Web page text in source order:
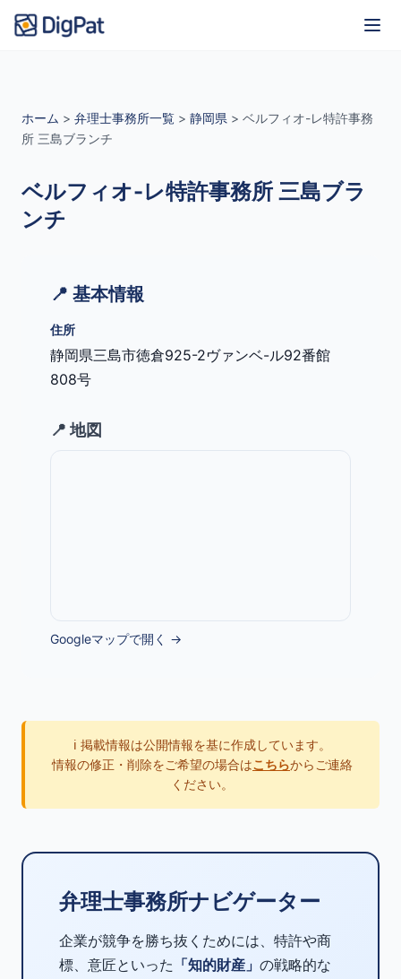
ホーム > 弁理士事務所一覧 > 静岡県 > ベルフィオ-レ特許事務
所 三島ブランチ
ベルフィオ-レ特許事務所 三島ブラ
ンチ
📍 基本情報
住所
静岡県三島市徳倉925-2ヴァンベ-ル92番館
808号
📍 地図
Googleマップで開く →
ℹ️ 掲載情報は公開情報を基に作成しています。
情報の修正・削除をご希望の場合はこちらからご連絡
ください。
弁理士事務所ナビゲーター
企業が競争を勝ち抜くためには、特許や商
標、意匠といった 「知的財産」 の戦略的な